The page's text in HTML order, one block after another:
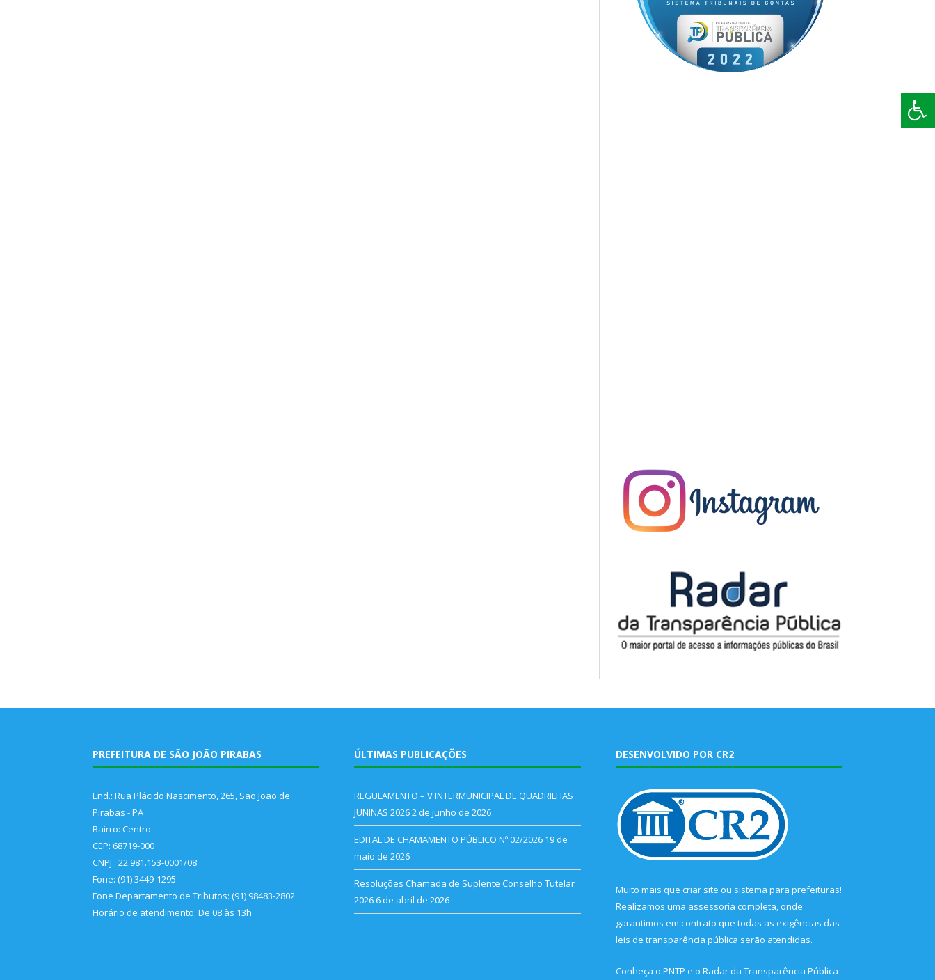
PREFEITURA DE SÃO JOÃO PIRABAS
End.: Rua Plácido Nascimento, 265, São João de
Pirabas - PA
Bairro: Centro
CEP: 68719-000
CNPJ : 22.981.153-0001/08
Fone: (91) 3449-1295
Fone Departamento de Tributos: (91) 98483-2802
Horário de atendimento: De 08 às 13h
ÚLTIMAS PUBLICAÇÕES
REGULAMENTO – V INTERMUNICIPAL DE QUADRILHAS
JUNINAS 20262 de junho de 2026
EDITAL DE CHAMAMENTO PÚBLICO Nº 02/2026 19 de
maio de 2026
Resoluções Chamada de Suplente Conselho Tutelar
2026 6 de abril de 2026
DESENVOLVIDO POR CR2
Muito mais que criar site ou sistema para prefeituras!
Realizamos uma assessoria completa, onde
garantimos em contrato que todas as exigências das
leis de transparência pública serão atendidas.
Conheça o PNTP e o Radar da Transparência Pública